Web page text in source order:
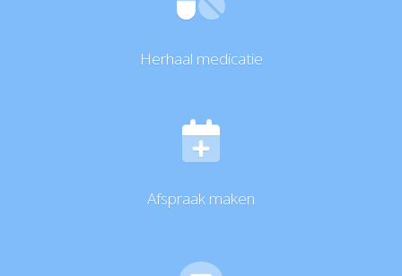
Herhaal medicatie
Afspraak maken